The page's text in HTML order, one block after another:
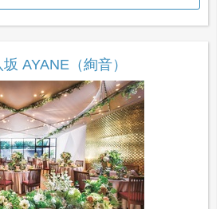
AYANE（絢音）